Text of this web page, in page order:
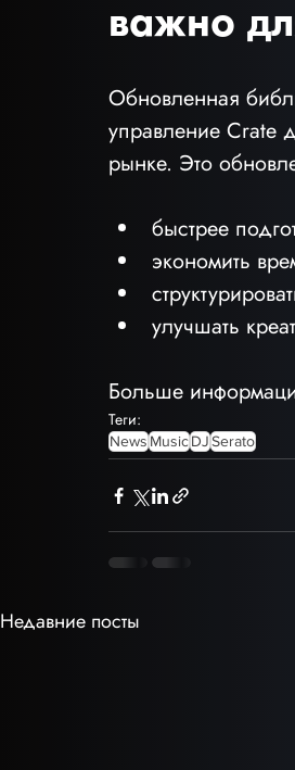
важно
Обновленная
управление Crate
рынке. Это
быстрее
экономить
улучшать
Больше
Теги:
News MusicDJSerato
Недавние посты